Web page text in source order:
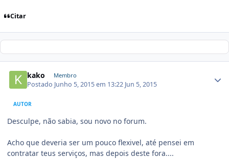
Citar
kako Membro
Postado Junho 5, 2015 em 13:22 Jun 5, 2015
AUTOR
Desculpe, não sabia, sou novo no forum.
Acho que deveria ser um pouco flexivel, até pensei em
contratar teus serviços, mas depois deste fora....